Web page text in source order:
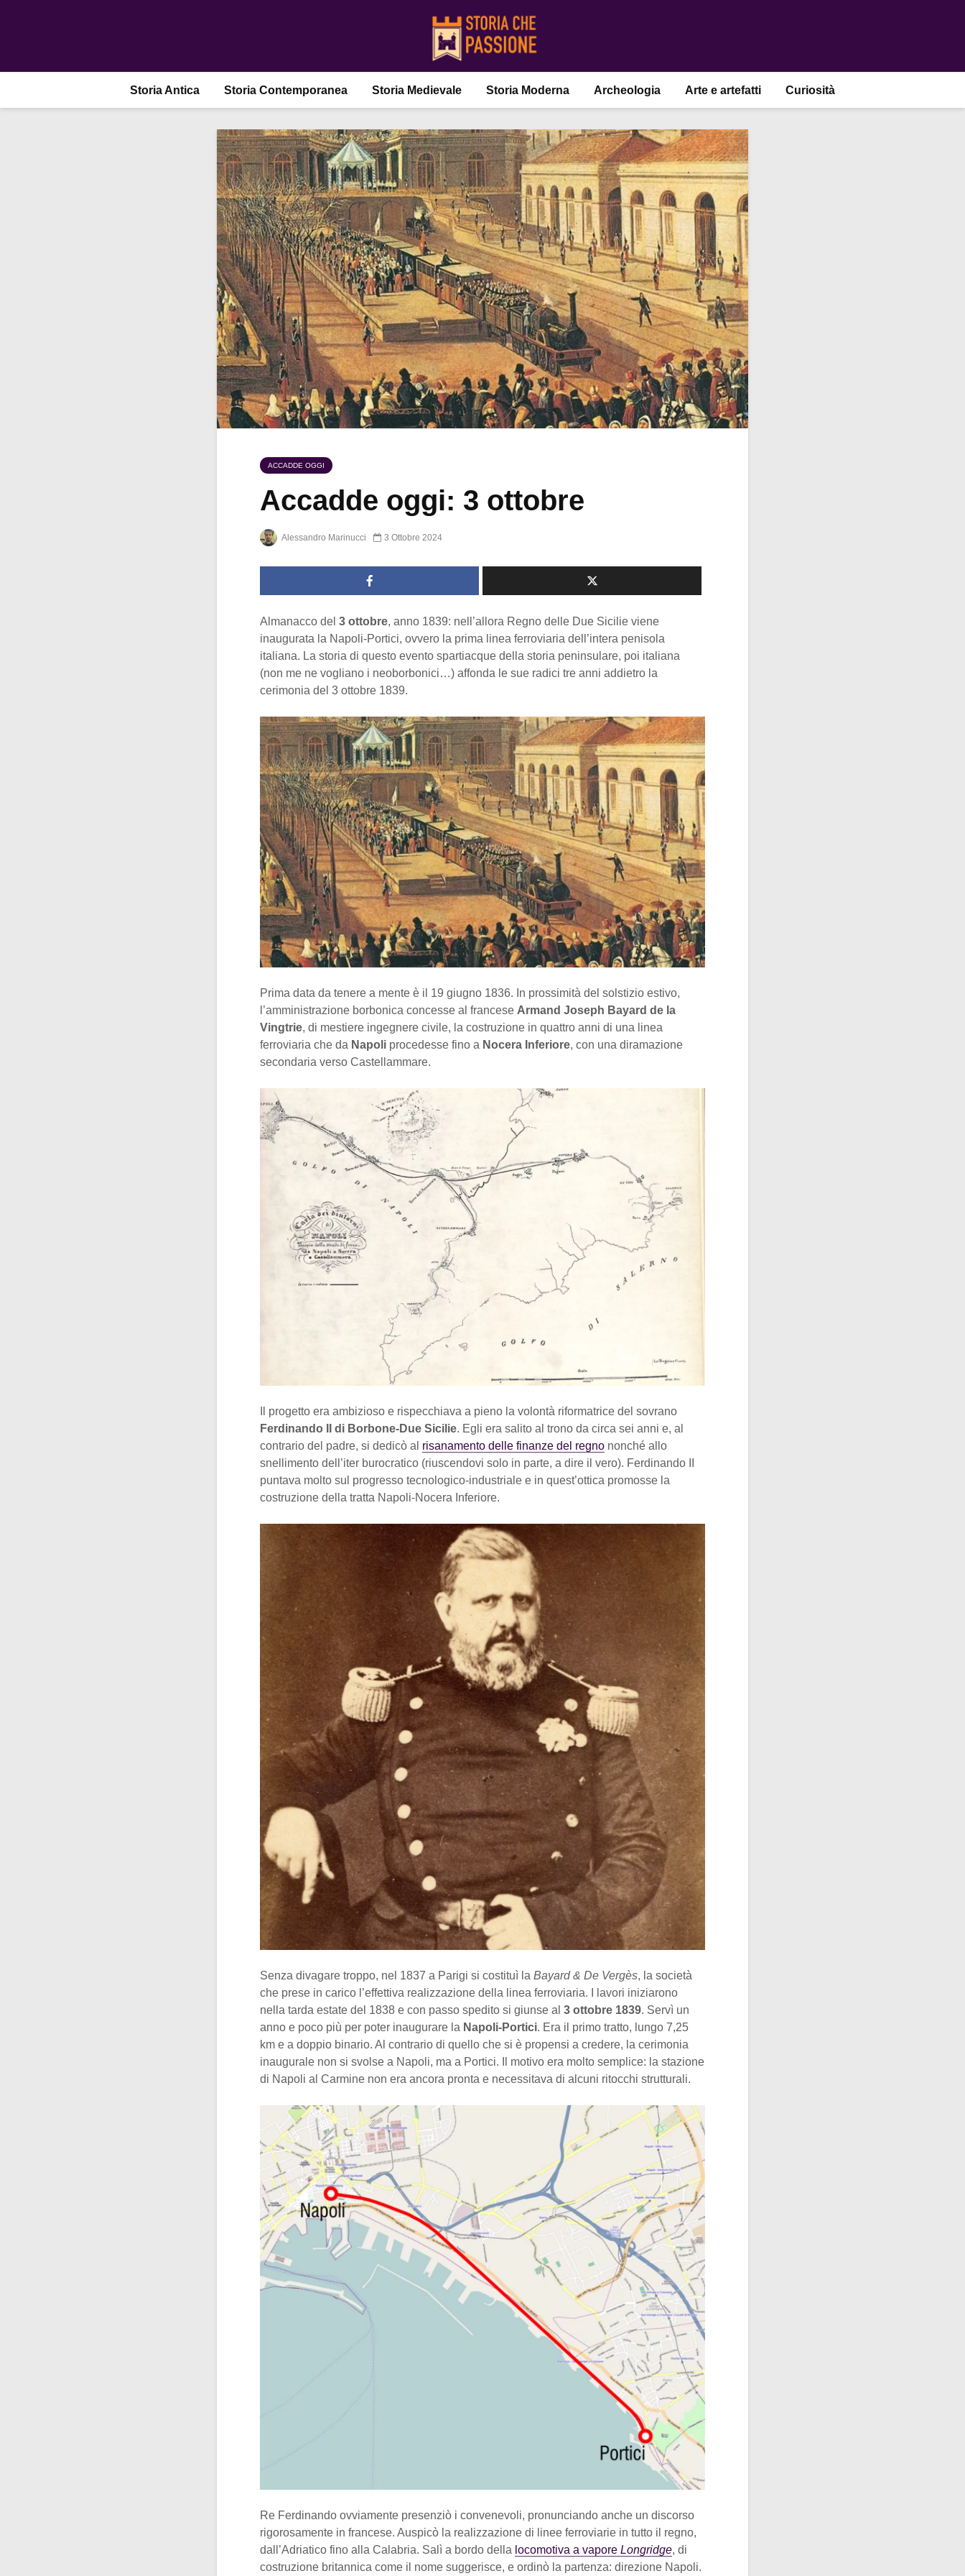
Storia Antica Storia Contemporanea Storia Medievale Storia Moderna Archeologia Arte e artefatti Curiosità
ACCADDE OGGI
Accadde oggi: 3 ottobre
Alessandro Marinucci 3 Ottobre 2024
Almanacco del 3 ottobre, anno 1839: nell’allora Regno delle Due Sicilie viene
inaugurata la Napoli-Portici, ovvero la prima linea ferroviaria dell’intera penisola
italiana. La storia di questo evento spartiacque della storia peninsulare, poi italiana
(non me ne vogliano i neoborbonici…) affonda le sue radici tre anni addietro la
cerimonia del 3 ottobre 1839.
Prima data da tenere a mente è il 19 giugno 1836. In prossimità del solstizio estivo,
l’amministrazione borbonica concesse al francese Armand Joseph Bayard de la
Vingtrie, di mestiere ingegnere civile, la costruzione in quattro anni di una linea
ferroviaria che da Napoli procedesse fino a Nocera Inferiore, con una diramazione
secondaria verso Castellammare.
Il progetto era ambizioso e rispecchiava a pieno la volontà riformatrice del sovrano
Ferdinando II di Borbone-Due Sicilie. Egli era salito al trono da circa sei anni e, al
contrario del padre, si dedicò al risanamento delle finanze del regno nonché allo
snellimento dell’iter burocratico (riuscendovi solo in parte, a dire il vero). Ferdinando II
puntava molto sul progresso tecnologico-industriale e in quest’ottica promosse la
costruzione della tratta Napoli-Nocera Inferiore.
Senza divagare troppo, nel 1837 a Parigi si costituì la Bayard & De Vergès, la società
che prese in carico l’effettiva realizzazione della linea ferroviaria. I lavori iniziarono
nella tarda estate del 1838 e con passo spedito si giunse al 3 ottobre 1839. Servì un
anno e poco più per poter inaugurare la Napoli-Portici. Era il primo tratto, lungo 7,25
km e a doppio binario. Al contrario di quello che si è propensi a credere, la cerimonia
inaugurale non si svolse a Napoli, ma a Portici. Il motivo era molto semplice: la stazione
di Napoli al Carmine non era ancora pronta e necessitava di alcuni ritocchi strutturali.
Re Ferdinando ovviamente presenziò i convenevoli, pronunciando anche un discorso
rigorosamente in francese. Auspicò la realizzazione di linee ferroviarie in tutto il regno,
dall’Adriatico fino alla Calabria. Salì a bordo della locomotiva a vapore Longridge, di
costruzione britannica come il nome suggerisce, e ordinò la partenza: direzione Napoli.